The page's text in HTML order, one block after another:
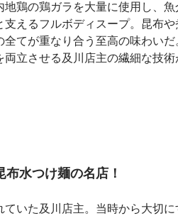
鶏の鶏ガラを大量に使用し、
えるフルボディスープ。昆布
てが重なり合う至高の味わい
立させる及川店主の繊細な技
水つけ麺の名店！
いた及川店主。当時から大切